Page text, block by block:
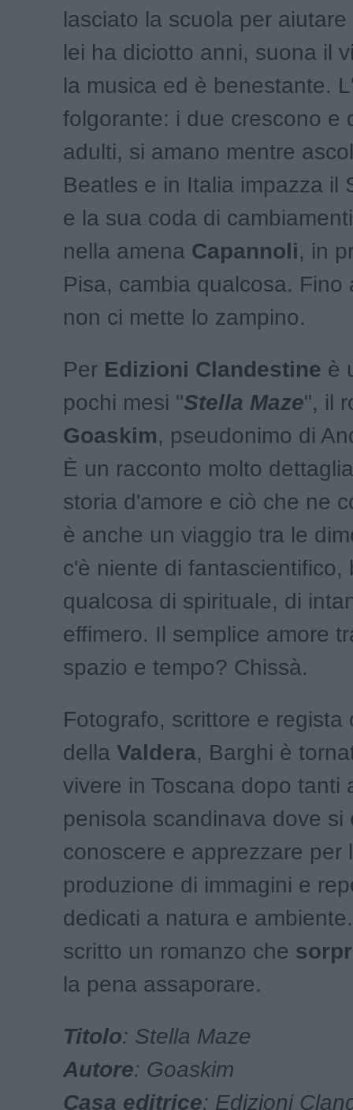
lasciato la scuola per
lei ha diciotto anni, suona il
la musica ed è benestante.
folgorante: i due crescono e
adulti, si amano mentre
Beatles e in Italia impazza il
e la sua coda di
nella amena Capannoli, in
Pisa, cambia qualcosa. Fino
non ci mette lo zampino.
Per Edizioni Clandestine è
pochi mesi "Stella Maze", il
Goaskim, pseudonimo di
È un racconto molto
storia d'amore e ciò che ne
è anche un viaggio tra le
c'è niente di fantascientifico,
qualcosa di spirituale, di
effimero. Il semplice amore
spazio e tempo? Chissà.
Fotografo, scrittore e regista
della Valdera, Barghi è
vivere in Toscana dopo tanti
penisola scandinava dove si
conoscere e apprezzare per
produzione di immagini e
dedicati a natura e
scritto un romanzo che
la pena assaporare.
Titolo: Stella Maze
Autore: Goaskim
Casa editrice: Edizioni